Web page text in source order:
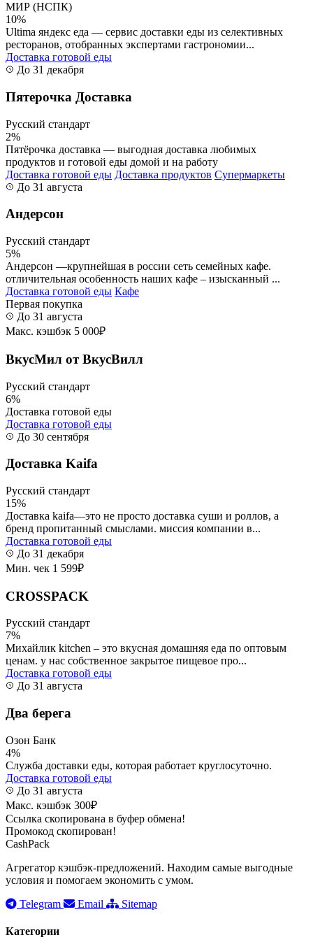
МИР (НСПК)
10%
Ultima яндекс еда — сервис доставки еды из селективных
ресторанов, отобранных экспертами гастрономии...
Доставка готовой еды
До 31 декабря
Пятерочка Доставка
Русский стандарт
2%
Пятёрочка доставка — выгодная доставка любимых
продуктов и готовой еды домой и на работу
Доставка готовой еды Доставка продуктов Супермаркеты
До 31 августа
Андерсон
Русский стандарт
5%
Андерсон —крупнейшая в россии сеть семейных кафе.
отличительная особенность наших кафе – изысканный ...
Доставка готовой еды Кафе
Первая покупка
До 31 августа
Макс. кэшбэк 5 000₽
ВкусМил от ВкусВилл
Русский стандарт
6%
Доставка готовой еды
Доставка готовой еды
До 30 сентября
Доставка Kaifa
Русский стандарт
15%
Доставка kaifa—это не просто доставка суши и роллов, а
бренд пропитанный смыслами. миссия компании в...
Доставка готовой еды
До 31 декабря
Мин. чек 1 599₽
CROSSPACK
Русский стандарт
7%
Михайлик kitchen – это вкусная домашняя еда по оптовым
ценам. у нас собственное закрытое пищевое про...
Доставка готовой еды
До 31 августа
Два берега
Озон Банк
4%
Служба доставки еды, которая работает круглосуточно.
Доставка готовой еды
До 31 августа
Макс. кэшбэк 300₽
Ссылка скопирована в буфер обмена!
Промокод скопирован!
CashPack
Агрегатор кэшбэк-предложений. Находим самые выгодные
условия и помогаем экономить с умом.
Telegram
Email Sitemap
Категории